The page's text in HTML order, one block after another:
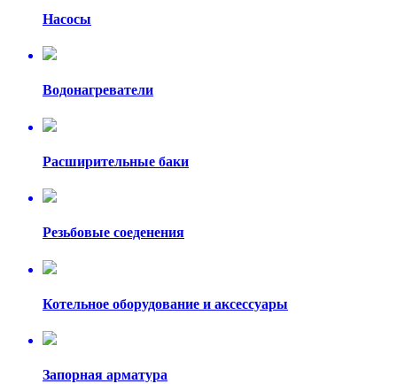
Насосы
Водонагреватели
Расширительные баки
Резьбовые соеденения
Котельное оборудование и аксессуары
Запорная арматура